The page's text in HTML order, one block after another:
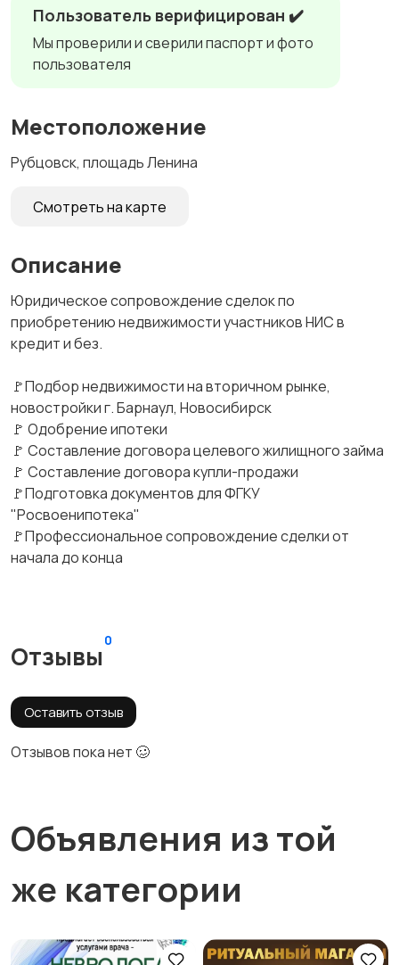
Пользователь верифицирован ✔️
Мы проверили и сверили паспорт и фото
пользователя
Местоположение
Рубцовск, площадь Ленина
Смотреть на карте
Описание
Юридическое сопровождение сделок по
приобретению недвижимости участников НИС в
кредит и без.
🚩Подбор недвижимости на вторичном рынке,
новостройки г. Барнаул, Новосибирск
🚩 Одобрение ипотеки
🚩 Составление договора целевого жилищного займа
🚩 Составление договора купли-продажи
🚩Подготовка документов для ФГКУ
"Росвоенипотека"
🚩Профессиональное сопровождение сделки от
начала до конца
Отзывы
0
Оставить отзыв
Отзывов пока нет 🥴
Объявления из той
же категории